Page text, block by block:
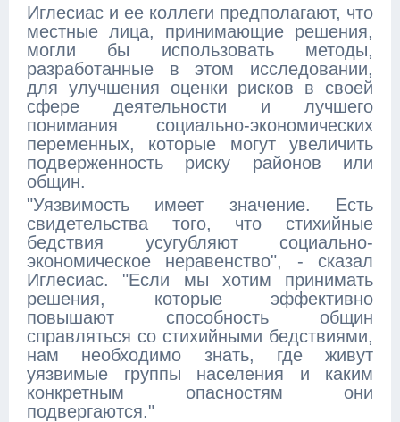
Иглесиас и ее коллеги предполагают, что
местные лица, принимающие решения,
могли бы использовать методы,
разработанные в этом исследовании,
для улучшения оценки рисков в своей
сфере деятельности и лучшего
понимания социально-экономических
переменных, которые могут увеличить
подверженность риску районов или
общин.
"Уязвимость имеет значение. Есть
свидетельства того, что стихийные
бедствия усугубляют социально-
экономическое неравенство", - сказал
Иглесиас. "Если мы хотим принимать
решения, которые эффективно
повышают способность общин
справляться со стихийными бедствиями,
нам необходимо знать, где живут
уязвимые группы населения и каким
конкретным опасностям они
подвергаются."